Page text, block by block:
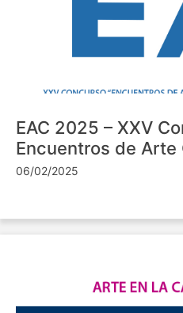
EAC 2025 – XXV
Encuentros de
06/02/2025